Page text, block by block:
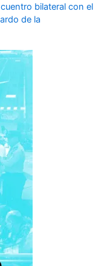
bilateral con el
de la